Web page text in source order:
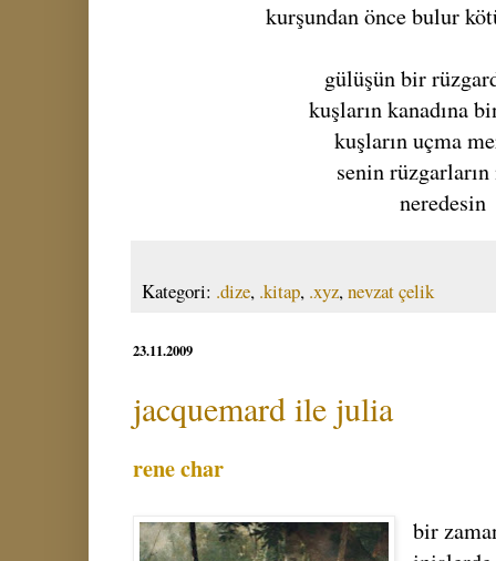
kurşundan önce bulur
gülüşün bir
kuşların kanadına
kuşların uçma
senin rüzgarların
neredesin
Kategori: .dize, .kitap, .xyz,nevzat çelik
23.11.2009
jacquemard ile julia
rene char
bir